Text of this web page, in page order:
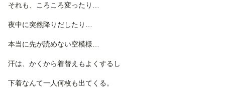
それも、ころころ変ったり…
夜中に突然降りだしたり…
本当に先が読めない空模様…
汗は、かくから着替えもよくするし
下着なんて一人何枚も出てくる。